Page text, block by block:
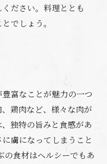
ださい。料理ととも
でしょう。
富なことが魅力の一つ
鶏肉など、様々な肉が
独特の旨みと食感があ
虜になってしまうこと
の食材はヘルシーでもあ